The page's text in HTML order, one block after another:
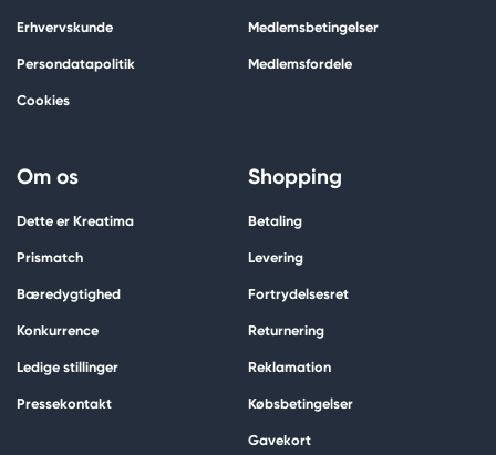
Erhvervskunde
Persondatapolitik
Cookies
Medlemsbetingelser
Medlemsfordele
Om os
Dette er Kreatima
Prismatch
Bæredygtighed
Konkurrence
Ledige stillinger
Pressekontakt
Shopping
Betaling
Levering
Fortrydelsesret
Returnering
Reklamation
Købsbetingelser
Gavekort